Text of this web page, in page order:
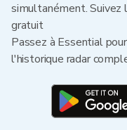
simultanément.
gratuit
Passez à Essential
l'historique radar